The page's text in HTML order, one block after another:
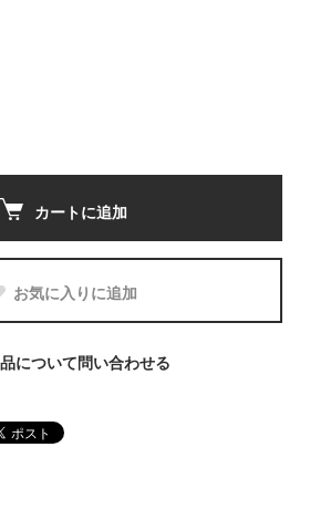
カートに追加
お気に入りに追加
について問い合わせる